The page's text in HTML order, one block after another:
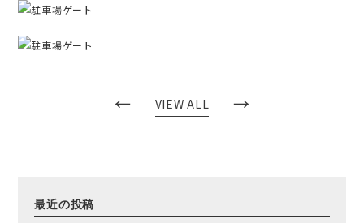
← VIEW ALL →
最近の投稿